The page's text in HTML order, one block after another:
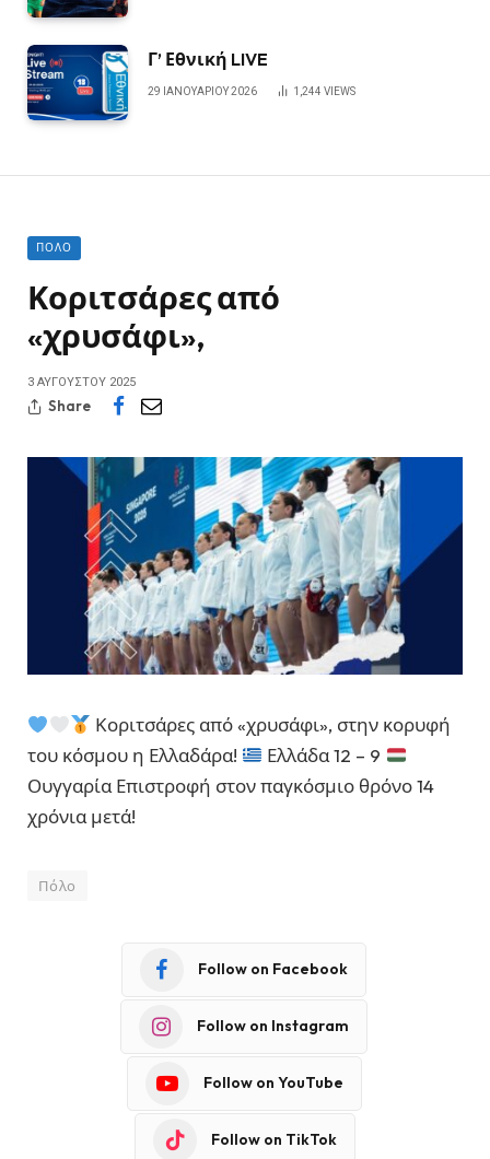
Γ’ Εθνική LIVE
29 ΙΑΝΟΥΑΡΊΟΥ 2026 1,244 VIEWS
ΠΌΛΟ
Κοριτσάρες από
«χρυσάφι»,
3 ΑΥΓΟΎΣΤΟΥ 2025
Share
Κοριτσάρες από «χρυσάφι», στην κορυφή
του κόσμου η Ελλαδάρα!
Ελλάδα 12 – 9
Ουγγαρία Επιστροφή στον παγκόσμιο θρόνο 14
χρόνια μετά!
Πόλο
Follow on Facebook
Follow on Instagram
Follow on YouTube
Follow on TikTok